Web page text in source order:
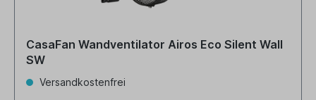
CasaFan Wandventilator Airos Eco Silent Wall
SW
Versandkostenfrei